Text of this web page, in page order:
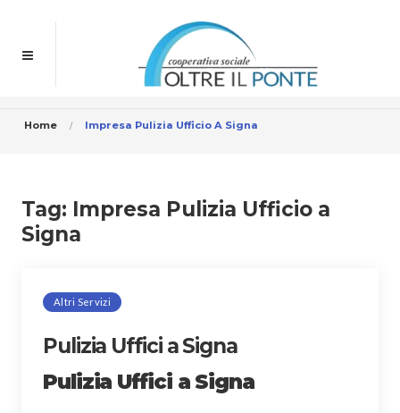
Home Impresa Pulizia Ufficio A Signa
Tag: Impresa Pulizia Ufficio a
Signa
Altri Servizi
Pulizia Uffici a Signa
Pulizia Uffici a Signa